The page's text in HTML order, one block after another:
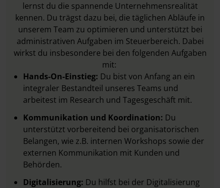
lernst du die spannende Unternehmensrealität
kennen. Du trägst dazu bei, die täglichen Abläufe in
unserem Team zu optimieren und unterstützt bei
administrativen Aufgaben im Steuerbereich. Dabei
wirkst du insbesondere bei den folgenden Aufgaben
mit:
Hands-On-Einstieg: Du bist von Anfang an ein
integraler Bestandteil unseres Teams und
arbeitest im Research und Tagesgeschäft mit.
Kommunikation und Koordination: Du
unterstützt vorbereitend bei organisatorischen
Belangen, wie z.B. internen Workshops sowie der
externen Kommunikation mit Kunden und
Behörden.
Digitalisierung: Du hilfst bei der Digitalisierung